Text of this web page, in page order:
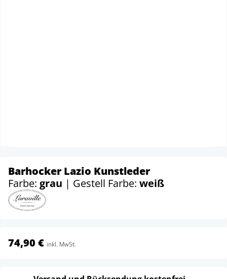
Barhocker Lazio Kunstleder
Farbe: grau | Gestell Farbe: weiß
74,90 € inkl. MwSt.